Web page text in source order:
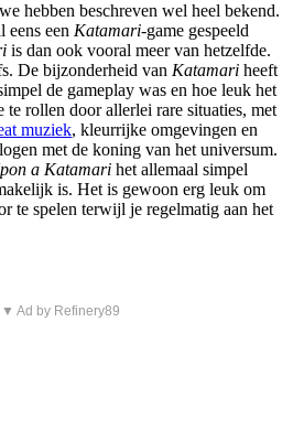
hebben beschreven wel heel bekend.
eens een Katamari-game gespeeld
is dan ook vooral meer van hetzelfde.
De bijzonderheid van Katamari heeft
de gameplay was en hoe leuk het
rollen door allerlei rare situaties, met
muziek, kleurrijke omgevingen en
met de koning van het universum.
a Katamari het allemaal simpel
is. Het is gewoon erg leuk om
te spelen terwijl je regelmatig aan het
▼ Ad by Refinery89